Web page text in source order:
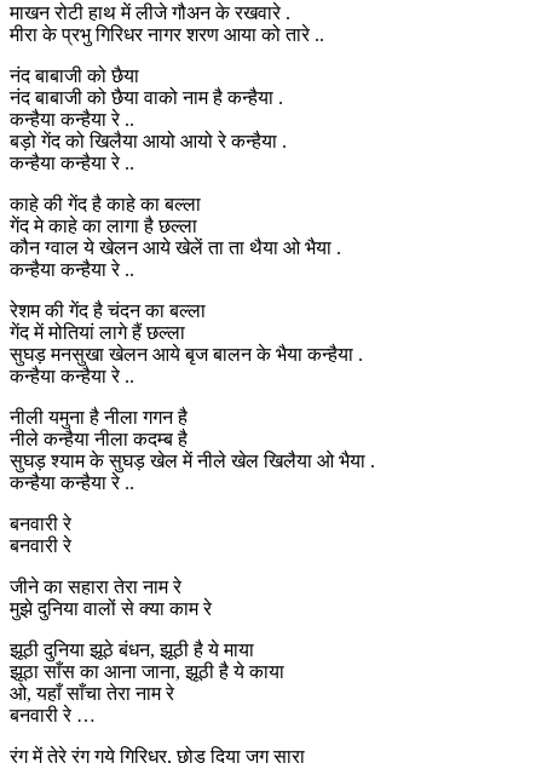
माखन रोटी हाथ में लीजे गौअन के रखवारे .
मीरा के प्रभु गिरिधर नागर शरण आया को तारे ..
नंद बाबाजी को छैया
नंद बाबाजी को छैया वाको नाम है कन्हैया .
कन्हैया कन्हैया रे ..
बड़ो गेंद को खिलैया आयो आयो रे कन्हैया .
कन्हैया कन्हैया रे ..
काहे की गेंद है काहे का बल्ला
गेंद मे काहे का लागा है छल्ला
कौन ग्वाल ये खेलन आये खेलें ता ता थैया ओ भैया .
कन्हैया कन्हैया रे ..
रेशम की गेंद है चंदन का बल्ला
गेंद में मोतियां लागे हैं छल्ला
सुघड़ मनसुखा खेलन आये बृज बालन के भैया कन्हैया .
कन्हैया कन्हैया रे ..
नीली यमुना है नीला गगन है
नीले कन्हैया नीला कदम्ब है
सुघड़ श्याम के सुघड़ खेल में नीले खेल खिलैया ओ भैया .
कन्हैया कन्हैया रे ..
बनवारी रे
बनवारी रे
जीने का सहारा तेरा नाम रे
मुझे दुनिया वालों से क्या काम रे
झूठी दुनिया झूठे बंधन, झूठी है ये माया
झूठा साँस का आना जाना, झूठी है ये काया
ओ, यहाँ साँचा तेरा नाम रे
बनवारी रे …
रंग में तेरे रंग गये गिरिधर, छोड़ दिया जग सारा